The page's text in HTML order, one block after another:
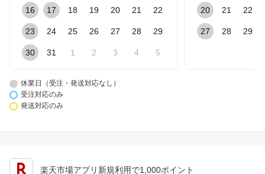
16 17 18 19 20 21 22
23 24 25 26 27 28 29
30 31 1 2 3 4 5
20 21 22
27 28 29
休業日（受注・発送対応なし）
受注対応のみ
発送対応のみ
楽天市場アプリ新規利用で1,000ポイント